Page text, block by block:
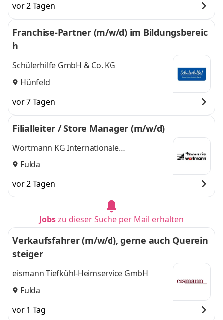
vor 2 Tagen
Franchise-Partner (m/w/d) im Bildungsbereic
h
Schülerhilfe GmbH & Co. KG
Hünfeld
vor 7 Tagen
Filialleiter / Store Manager (m/w/d)
Wortmann KG Internationale
Schuhproduktionen
Fulda
vor 2 Tagen
Jobszu dieser Suche per Mail erhalten
Verkaufsfahrer (m/w/d), gerne auch Querein
steiger
eismann Tiefkühl-Heimservice GmbH
Fulda
vor 1 Tag